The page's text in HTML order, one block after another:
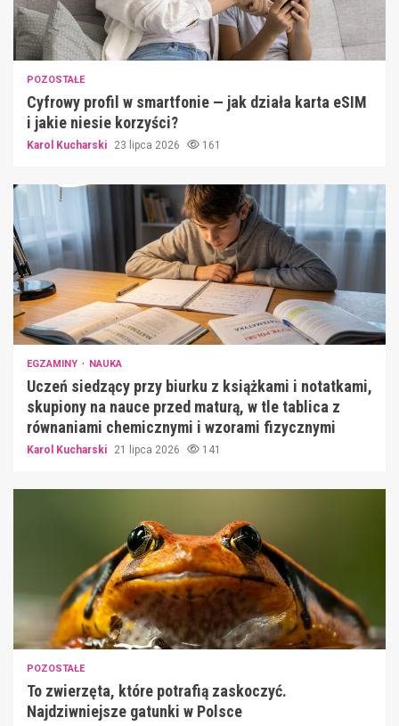
POZOSTAŁE
Cyfrowy profil w smartfonie — jak działa karta eSIM
i jakie niesie korzyści?
Karol Kucharski 23 lipca 2026 161
EGZAMINY NAUKA
Uczeń siedzący przy biurku z książkami i notatkami,
skupiony na nauce przed maturą, w tle tablica z
równaniami chemicznymi i wzorami fizycznymi
Karol Kucharski 21 lipca 2026 141
POZOSTAŁE
To zwierzęta, które potrafią zaskoczyć.
Najdziwniejsze gatunki w Polsce